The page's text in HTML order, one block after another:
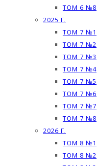
ТОМ 6 №8
2025 Г.
ТОМ 7 №1
ТОМ 7 №2
ТОМ 7 №3
ТОМ 7 №4
ТОМ 7 №5
ТОМ 7 №6
ТОМ 7 №7
ТОМ 7 №8
2026 Г.
ТОМ 8 №1
ТОМ 8 №2